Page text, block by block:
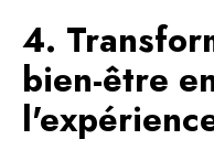
4.
bien-être